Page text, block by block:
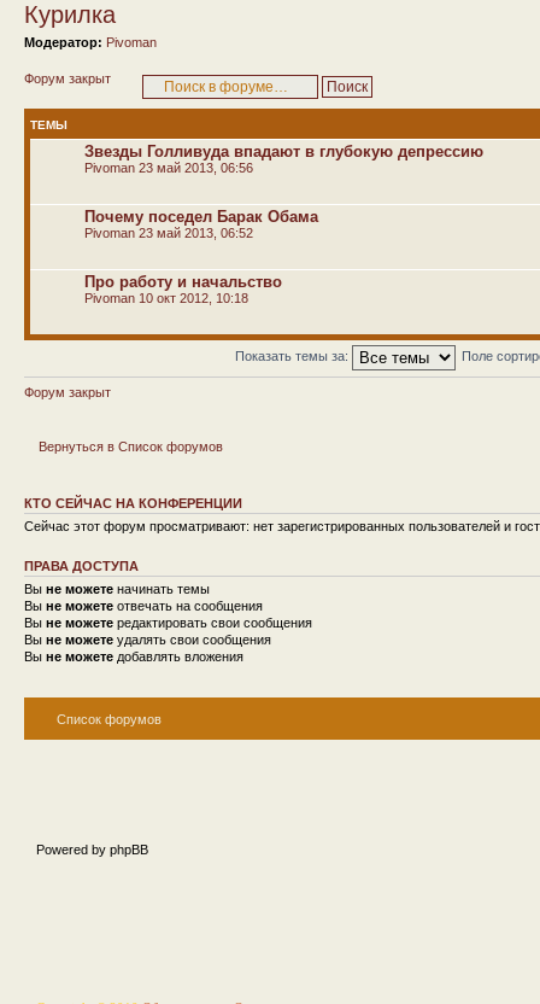
Курилка
Модератор: Pivoman
Форум закрыт
ТЕМЫ
Звезды Голливуда впадают в глубокую депрессию
Pivoman 23 май 2013, 06:56
Почему поседел Барак Обама
Pivoman 23 май 2013, 06:52
Про работу и начальство
Pivoman 10 окт 2012, 10:18
Показать темы за: Поле
Форум закрыт
Вернуться в Список форумов
КТО СЕЙЧАС НА КОНФЕРЕНЦИИ
Сейчас этот форум просматривают: нет зарегистрированных пользователей и
ПРАВА ДОСТУПА
Вы не можете начинать темы
Вы не можете отвечать на сообщения
Вы не можете редактировать свои сообщения
Вы не можете удалять свои сообщения
Вы не можете добавлять вложения
Список форумов
Powered by phpBB